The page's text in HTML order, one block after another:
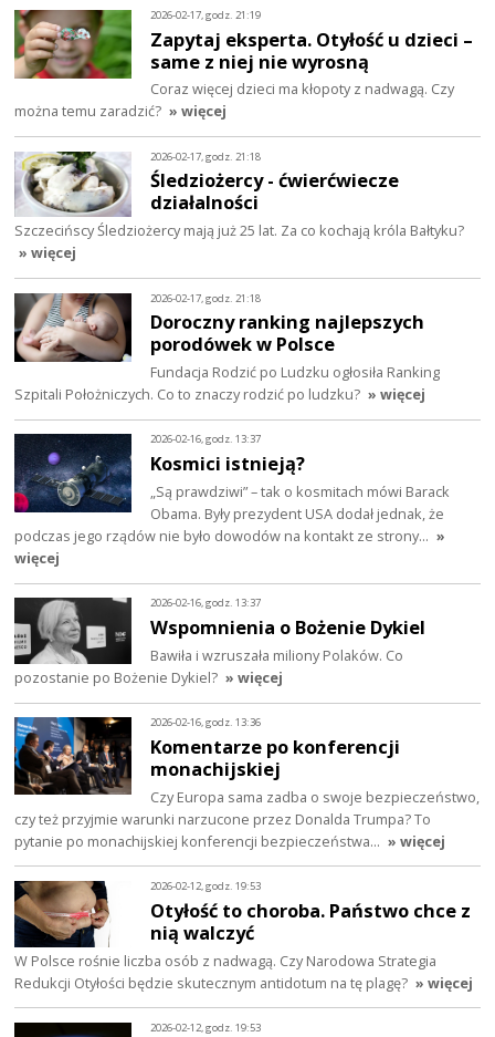
2026-02-17, godz. 21:19
Zapytaj eksperta. Otyłość u dzieci –
same z niej nie wyrosną
Coraz więcej dzieci ma kłopoty z nadwagą. Czy
można temu zaradzić? » więcej
2026-02-17, godz. 21:18
Śledziożercy - ćwierćwiecze
działalności
Szczecińscy Śledziożercy mają już 25 lat. Za co kochają króla Bałtyku?
» więcej
2026-02-17, godz. 21:18
Doroczny ranking najlepszych
porodówek w Polsce
Fundacja Rodzić po Ludzku ogłosiła Ranking
Szpitali Położniczych. Co to znaczy rodzić po ludzku? » więcej
2026-02-16, godz. 13:37
Kosmici istnieją?
„Są prawdziwi” – tak o kosmitach mówi Barack
Obama. Były prezydent USA dodał jednak, że
podczas jego rządów nie było dowodów na kontakt ze strony… »
więcej
2026-02-16, godz. 13:37
Wspomnienia o Bożenie Dykiel
Bawiła i wzruszała miliony Polaków. Co
pozostanie po Bożenie Dykiel? » więcej
2026-02-16, godz. 13:36
Komentarze po konferencji
monachijskiej
Czy Europa sama zadba o swoje bezpieczeństwo,
czy też przyjmie warunki narzucone przez Donalda Trumpa? To
pytanie po monachijskiej konferencji bezpieczeństwa… » więcej
2026-02-12, godz. 19:53
Otyłość to choroba. Państwo chce z
nią walczyć
W Polsce rośnie liczba osób z nadwagą. Czy Narodowa Strategia
Redukcji Otyłości będzie skutecznym antidotum na tę plagę? » więcej
2026-02-12, godz. 19:53